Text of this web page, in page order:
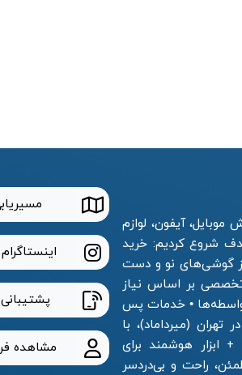
آیفون، لوازم
شروع کردیم: خرید
از گوشی‌های نو و دست
تخصصی بر اساس نیاز
• خدمات پس
(میرداماد)، با
ابزار هوشمند برای
راحت و بی‌دردسر
پشتیبانی
مشاهده